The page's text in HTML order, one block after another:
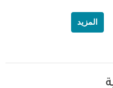
المزيد